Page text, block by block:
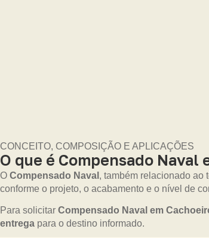
CONCEITO, COMPOSIÇÃO E APLICAÇÕES
O que é Compensado Naval
O Compensado Naval , também relacionado ao
conforme o projeto, o acabamento e o nível de
Para solicitar Compensado Naval em
entrega para o destino informado.